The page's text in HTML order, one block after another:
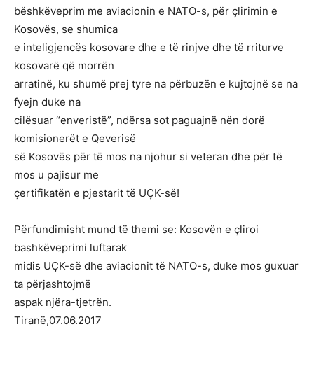
bëshkëveprim me aviacionin e NATO-s, për çlirimin e
Kosovës, se shumica
e inteligjencës kosovare dhe e të rinjve dhe të rriturve
kosovarë që morrën
arratinë, ku shumë prej tyre na përbuzën e kujtojnë se na
fyejn duke na
cilësuar “enveristë”, ndërsa sot paguajnë nën dorë
komisionerët e Qeverisë
së Kosovës për të mos na njohur si veteran dhe për të
mos u pajisur me
çertifikatën e pjestarit të UÇK-së!
Përfundimisht mund të themi se: Kosovën e çliroi
bashkëveprimi luftarak
midis UÇK-së dhe aviacionit të NATO-s, duke mos guxuar
ta përjashtojmë
aspak njëra-tjetrën.
Tiranë,07.06.2017